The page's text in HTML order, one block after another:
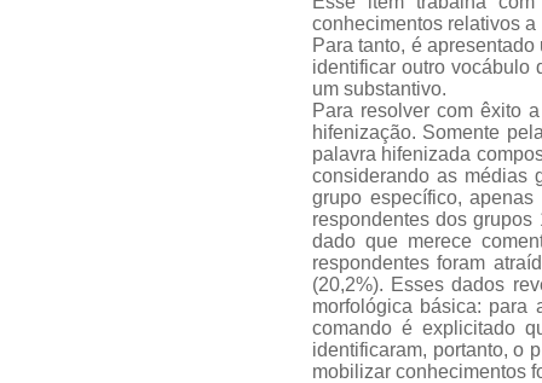
conhecimentos relativos
Para tanto, é
identificar outro vocábulo
um substantivo.
Para resolver com êxito
hifenização. Somente
palavra hifenizada
considerando as médias
grupo específico,
respondentes dos
dado que merece
respondentes foram
(20,2%). Esses dados
morfológica básica: para
comando é explicitado
identificaram, portanto, o
mobilizar conhecimentos